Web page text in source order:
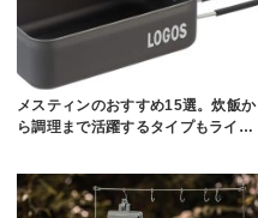
メスティンのおすすめ15選。炊飯か
ら調理まで活躍するタイプもライ…